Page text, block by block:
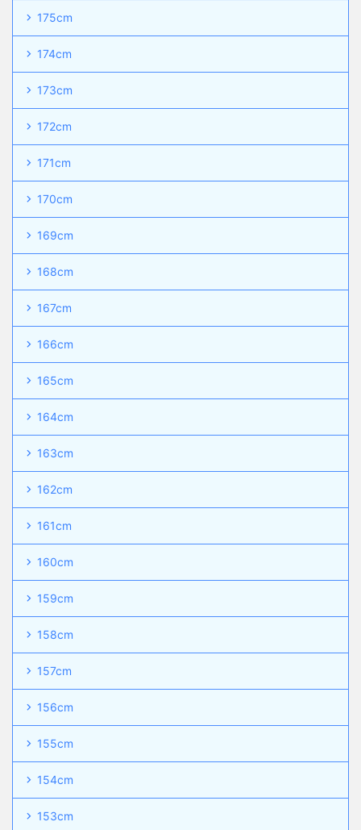
175cm
174cm
173cm
172cm
171cm
170cm
169cm
168cm
167cm
166cm
165cm
164cm
163cm
162cm
161cm
160cm
159cm
158cm
157cm
156cm
155cm
154cm
153cm